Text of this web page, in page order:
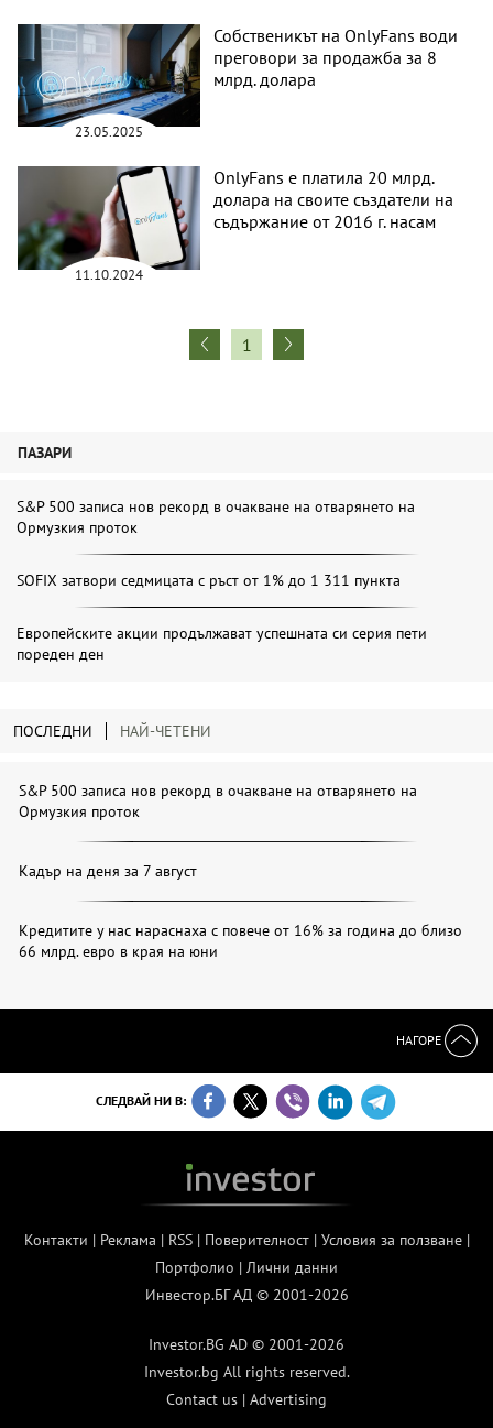
23.05.2025
Собственикът на OnlyFans води
преговори за продажба за 8
млрд. долара
11.10.2024
OnlyFans е платила 20 млрд.
долара на своите създатели на
съдържание от 2016 г. насам
1
ПАЗАРИ
S&P 500 записа нов рекорд в очакване на отварянето на
Ормузкия проток
SOFIX затвори седмицата с ръст от 1% до 1 311 пункта
Европейските акции продължават успешната си серия пети
пореден ден
ПОСЛЕДНИ НАЙ-ЧЕТЕНИ
S&P 500 записа нов рекорд в очакване на отварянето на
Ормузкия проток
Кадър на деня за 7 август
Кредитите у нас нараснаха с повече от 16% за година до близо
66 млрд. евро в края на юни
НАГОРЕ
СЛЕДВАЙ НИ В:
Контакти | Реклама | RSS| Поверителност| Условия за ползване|
Портфолио | Лични данни
Инвестор.БГ АД © 2001-2026
Investor.BG AD © 2001-2026
Investor.bg All rights reserved.
Contact us | Advertising